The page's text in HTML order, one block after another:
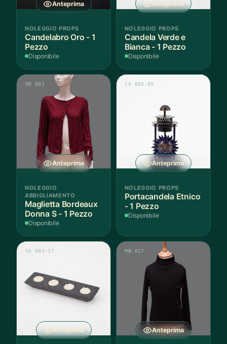
Anteprima
NOLEGGIO PROPS
Candelabro Oro - 1
Pezzo
Disponibile
Anteprima
NOLEGGIO PROPS
Candela Verde e
Bianca - 1 Pezzo
Disponibile
Anteprima
MD 001
NOLEGGIO
ABBIGLIAMENTO
Maglietta Bordeaux
Donna S - 1 Pezzo
Disponibile
Anteprima
CA 003-05
NOLEGGIO PROPS
Portacandela Etnico
- 1 Pezzo
Disponibile
Anteprima
CA 003-27
Anteprima
MB 017